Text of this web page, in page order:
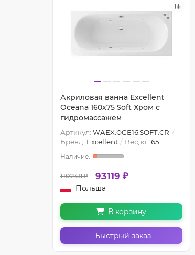
Акриловая ванна Excellent
Oceana 160x75 Soft Хром с
гидромассажем
Артикул: WAEX.OCE16.SOFT.CR
Бренд: Excellent Вес, кг: 65
110248 ₽ 93119 ₽
Польша
В корзину
Быстрый заказ